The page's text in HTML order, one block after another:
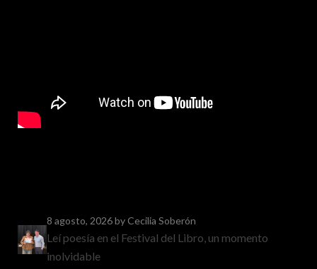
8 agosto, 2026by Cecilia Soberón
Leí poesía en el Festival del Libro, un momento
inolvidable